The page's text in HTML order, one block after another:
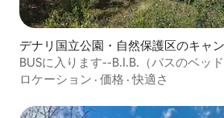
デナリ国立公園・自然保護区のキャ
カー・RV
BUSに入ります--B.I.B.（バスのベッド
ロケーション · 価格 ·快適さ